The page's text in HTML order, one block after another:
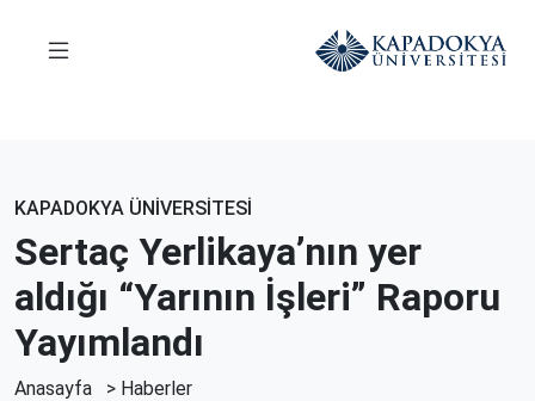
KAPADOKYA ÜNİVERSİTESİ
Sertaç Yerlikaya’nın yer
aldığı “Yarının İşleri” Raporu
Yayımlandı
Anasayfa > Haberler